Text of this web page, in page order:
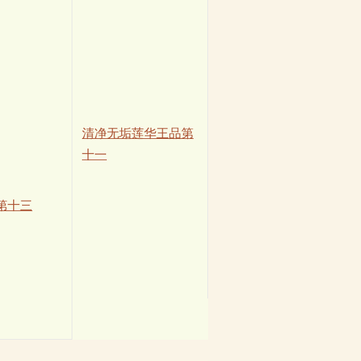
清净无垢莲华王品第
十一
十三